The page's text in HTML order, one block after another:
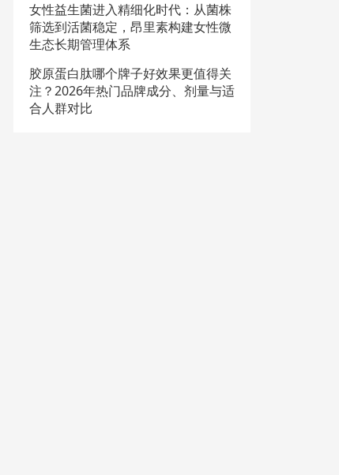
女性益生菌进入精细化时代：从菌株
筛选到活菌稳定，昂里素构建女性微
生态长期管理体系
胶原蛋白肽哪个牌子好效果更值得关
注？2026年热门品牌成分、剂量与适
合人群对比